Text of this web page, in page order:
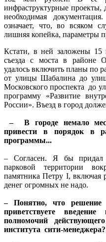
инфраструктурные проекты,
необходимая
означает, что, во всяком
лишняя копейка, параметры
Кстати, в ней заложены 15
съезда с моста в районе
удалось включить планы по
от улицы Шабалина до
Московского проспекта до
программу «Развитие
России». Въезд в город
– В городе немало
привести в порядок в
программы...
– Согласен. Я бы придал
парковой территории
памятника Петру I,
денег огромных не надо.
– Понятно, что
приветствуете
полномочий
института сити-менеджера?